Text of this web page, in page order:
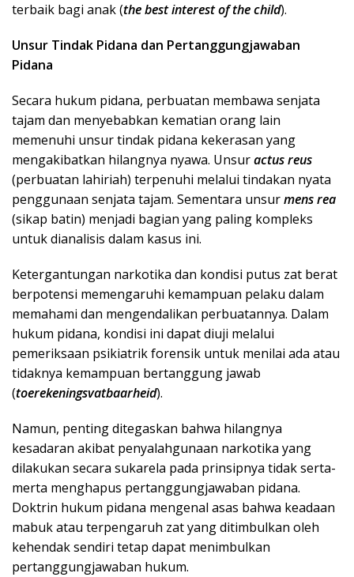
terbaik bagi anak (the best interest of the child).
Unsur Tindak Pidana dan Pertanggungjawaban
Pidana
Secara hukum pidana, perbuatan membawa senjata
tajam dan menyebabkan kematian orang lain
memenuhi unsur tindak pidana kekerasan yang
mengakibatkan hilangnya nyawa. Unsuractus reus
(perbuatan lahiriah) terpenuhi melalui tindakan nyata
penggunaan senjata tajam. Sementara unsurmens rea
(sikap batin) menjadi bagian yang paling kompleks
untuk dianalisis dalam kasus ini.
Ketergantungan narkotika dan kondisi putus zat berat
berpotensi memengaruhi kemampuan pelaku dalam
memahami dan mengendalikan perbuatannya. Dalam
hukum pidana, kondisi ini dapat diuji melalui
pemeriksaan psikiatrik forensik untuk menilai ada atau
tidaknya kemampuan bertanggung jawab
(toerekeningsvatbaarheid).
Namun, penting ditegaskan bahwa hilangnya
kesadaran akibat penyalahgunaan narkotika yang
dilakukan secara sukarela pada prinsipnya tidak serta-
merta menghapus pertanggungjawaban pidana.
Doktrin hukum pidana mengenal asas bahwa keadaan
mabuk atau terpengaruh zat yang ditimbulkan oleh
kehendak sendiri tetap dapat menimbulkan
pertanggungjawaban hukum.